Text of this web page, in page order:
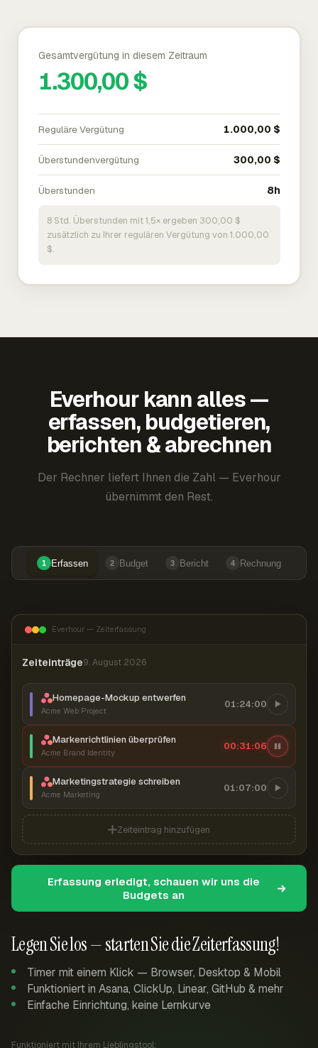
Gesamtvergütung in diesem Zeitraum
1.300,00 $
Reguläre Vergütung 1.000,00 $
Überstundenvergütung 300,00 $
Überstunden 8h
8 Std. Überstunden mit 1,5× ergeben 300,00 $
zusätzlich zu Ihrer regulären Vergütung von 1.000,00
$.
Everhour kann alles —
erfassen, budgetieren,
berichten & abrechnen
Der Rechner liefert Ihnen die Zahl — Everhour
übernimmt den Rest.
1 Erfassen 2 Budget 3 Bericht 4 Rechnung
Legen Sie los — starten Sie die Zeiterfassung!
Timer mit einem Klick — Browser, Desktop & Mobil
Funktioniert in Asana, ClickUp, Linear, GitHub & mehr
Einfache Einrichtung, keine Lernkurve
Funktioniert mit Ihrem Lieblingstool:
Everhour — Zeiterfassung
Zeiteinträge9. August 2026
Homepage-Mockup entwerfen
Acme Web Project
01:24:00
Markenrichtlinien überprüfen
Acme Brand Identity
00:31:06
Marketingstrategie schreiben
Acme Marketing
01:07:00
Zeiteintrag hinzufügen
Erfassung erledigt, schauen wir uns die
Budgets an